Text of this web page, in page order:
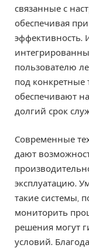
связанные с
обеспечивая
эффективность.
пользователю
под конкретные
обеспечивают
долгий срок
Современные
дают
эксплуатацию.
такие системы,
мониторить
решения могут
условий.